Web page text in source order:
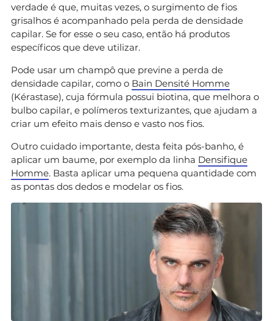
verdade é que, muitas vezes, o surgimento de fios
grisalhos é acompanhado pela perda de densidade
capilar. Se for esse o seu caso, então há produtos
específicos que deve utilizar.
Pode usar um champô que previne a perda de
densidade capilar, como o Bain Densité Homme
(Kérastase), cuja fórmula possui biotina, que melhora o
bulbo capilar, e polímeros texturizantes, que ajudam a
criar um efeito mais denso e vasto nos fios.
Outro cuidado importante, desta feita pós-banho, é
aplicar um baume, por exemplo da linha Densifique
Homme. Basta aplicar uma pequena quantidade com
as pontas dos dedos e modelar os fios.